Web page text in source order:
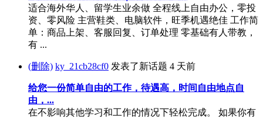
适合海外华人、留学生业余做 全程线上自由办公，零投
资、零风险 主营鞋类、电脑软件，旺季机遇绝佳 工作简
单：商品上架、客服回复、订单处理 零基础有人带教，
有 ...
(删除) ky_21cb28cf0 发表了新话题 4 天前
给您一份简单自由的工作，待遇高，时间自由地点自
由，...
在不影响其他学习和工作的情况下轻松完成。 如果你有